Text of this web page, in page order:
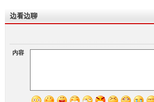
边看边聊
内容